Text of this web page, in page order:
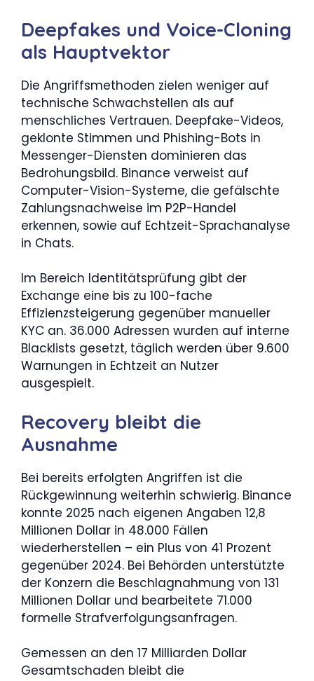
Deepfakes und Voice-Cloning
als Hauptvektor
Die Angriffsmethoden zielen weniger auf
technische Schwachstellen als auf
menschliches Vertrauen. Deepfake-Videos,
geklonte Stimmen und Phishing-Bots in
Messenger-Diensten dominieren das
Bedrohungsbild. Binance verweist auf
Computer-Vision-Systeme, die gefälschte
Zahlungsnachweise im P2P-Handel
erkennen, sowie auf Echtzeit-Sprachanalyse
in Chats.
Im Bereich Identitätsprüfung gibt der
Exchange eine bis zu 100-fache
Effizienzsteigerung gegenüber manueller
KYC an. 36.000 Adressen wurden auf interne
Blacklists gesetzt, täglich werden über 9.600
Warnungen in Echtzeit an Nutzer
ausgespielt.
Recovery bleibt die
Ausnahme
Bei bereits erfolgten Angriffen ist die
Rückgewinnung weiterhin schwierig. Binance
konnte 2025 nach eigenen Angaben 12,8
Millionen Dollar in 48.000 Fällen
wiederherstellen – ein Plus von 41 Prozent
gegenüber 2024. Bei Behörden unterstützte
der Konzern die Beschlagnahmung von 131
Millionen Dollar und bearbeitete 71.000
formelle Strafverfolgungsanfragen.
Gemessen an den 17 Milliarden Dollar
Gesamtschaden bleibt die